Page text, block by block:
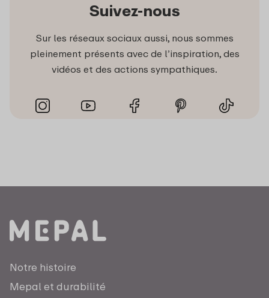
Suivez-nous
Sur les réseaux sociaux aussi, nous sommes
pleinement présents avec de l’inspiration, des
vidéos et des actions sympathiques.
Notre histoire
Mepal et durabilité